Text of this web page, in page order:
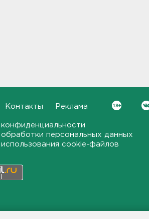
в
в
Контакты Реклама
конфиденциальности
обработки персональных данных
использования cookie-файлов